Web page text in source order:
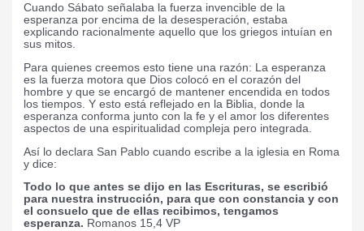
Cuando Sábato señalaba la fuerza invencible de la
esperanza por encima de la desesperación, estaba
explicando racionalmente aquello que los griegos intuían en
sus mitos.
Para quienes creemos esto tiene una razón: La esperanza
es la fuerza motora que Dios colocó en el corazón del
hombre y que se encargó de mantener encendida en todos
los tiempos. Y esto está reflejado en la Biblia, donde la
esperanza conforma junto con la fe y el amor los diferentes
aspectos de una espiritualidad compleja pero integrada.
Así lo declara San Pablo cuando escribe a la iglesia en Roma
y dice:
Todo lo que antes se dijo en las Escrituras, se escribió
para nuestra instrucción, para que con constancia y con
el consuelo que de ellas recibimos, tengamos
esperanza. Romanos 15,4 VP